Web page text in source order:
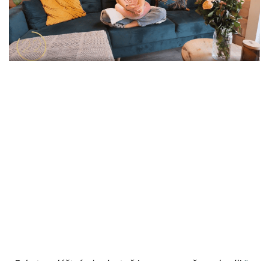
Přihlášení
Prima Pauza, které zároveň zodpověděla více
než třicet otázek. Podívejte se na video a
galerii fotek z návštěvy.